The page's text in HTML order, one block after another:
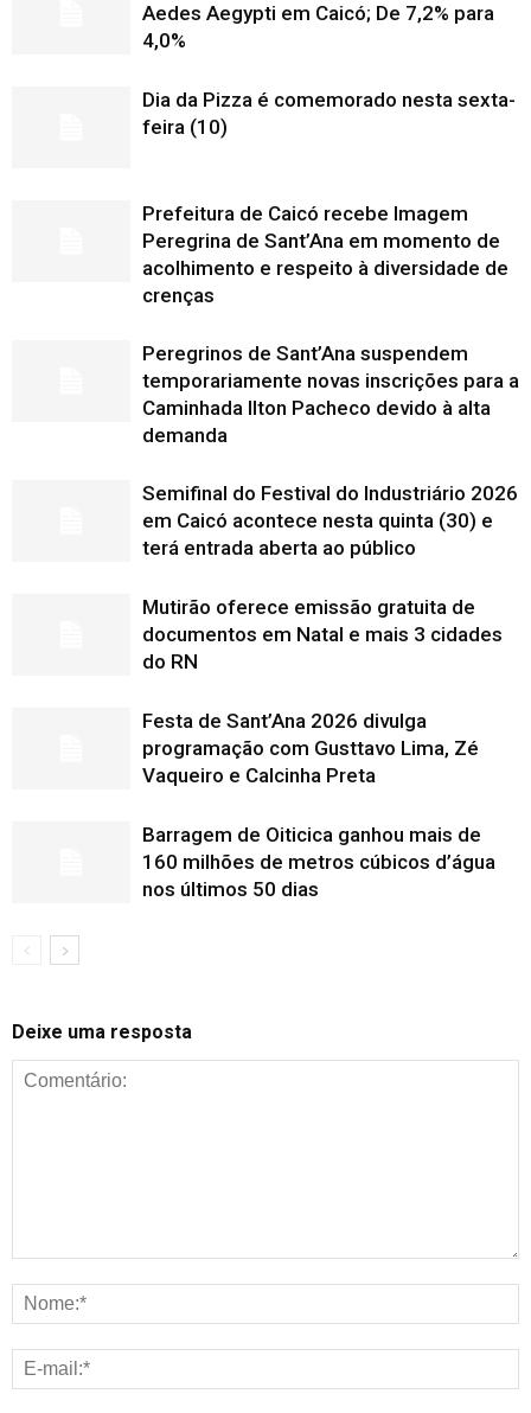
Aedes Aegypti em Caicó; De 7,2% para
4,0%
Dia da Pizza é comemorado nesta sexta-
feira (10)
Prefeitura de Caicó recebe Imagem
Peregrina de Sant’Ana em momento de
acolhimento e respeito à diversidade de
crenças
Peregrinos de Sant’Ana suspendem
temporariamente novas inscrições para a
Caminhada Ilton Pacheco devido à alta
demanda
Semifinal do Festival do Industriário 2026
em Caicó acontece nesta quinta (30) e
terá entrada aberta ao público
Mutirão oferece emissão gratuita de
documentos em Natal e mais 3 cidades
do RN
Festa de Sant’Ana 2026 divulga
programação com Gusttavo Lima, Zé
Vaqueiro e Calcinha Preta
Barragem de Oiticica ganhou mais de
160 milhões de metros cúbicos d’água
nos últimos 50 dias
Deixe uma resposta